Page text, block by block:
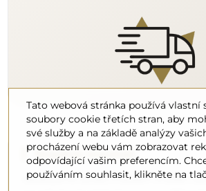
Čištění a péče
Pro zachování optimálního lesku stačí
mikrovlákna a teplá voda. Pokud se
specializované přípravky, dbejte na to,
Tato webová stránka používá vlastní
soubory cookie třetích stran, aby
své služby a na základě analýzy
procházení webu vám zobrazovat
odpovídající vašim preferencím.
používáním souhlasit, klikněte na